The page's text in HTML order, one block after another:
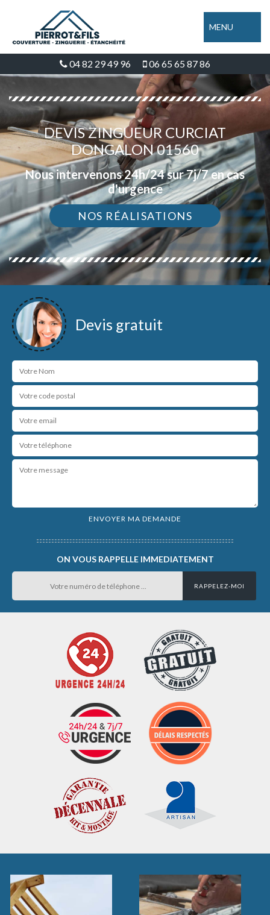
MENU
04 82 29 49 96 06 65 65 87 86
DEVIS ZINGUEUR CURCIAT
DONGALON 01560
Nous intervenons 24h/24 sur 7j/7 en cas
d'urgence
NOS RÉALISATIONS
Devis gratuit
ON VOUS RAPPELLE IMMEDIATEMENT